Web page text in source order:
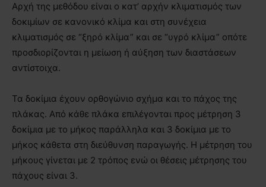
Αρχή της μεθόδου είναι ο κατ’ αρχήν κλιματισμός των
δοκιμίων σε κανονικό κλίμα και στη συνέχεια
κλιματισμός σε “ξηρό κλίμα” και σε “υγρό κλίμα” οπότε
προσδιορίζονται η μείωση ή αύξηση των διαστάσεων
αντίστοιχα.
Τα δοκίμια έχουν ορθογώνιο σχήμα και το πάχος της
πλάκας. Από κάθε πλάκα επιλέγονται προς μέτρηση 3
δοκίμια µε το μήκος παράλληλα και 3 δοκίμια µε το
μήκος κάθετα στη διεύθυνση παραγωγής. Η μέτρηση του
μήκους γίνεται µε 2 τρόπος ενώ οι θέσεις μέτρησης του
πάχους είναι 3.